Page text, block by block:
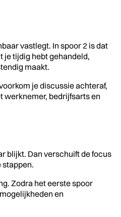
vastlegt. In spoor 2 is dat
je tijdig hebt gehandeld,
maakt.
je discussie achteraf,
werknemer, bedrijfsarts en
blijkt. Dan verschuift de focus
stappen.
Zodra het eerste spoor
en